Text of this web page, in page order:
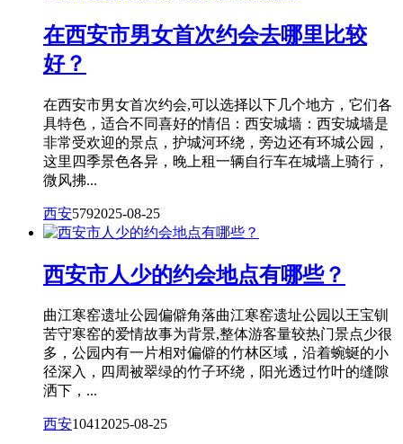
在西安市男女首次约会去哪里比较
好？
在西安市男女首次约会,可以选择以下几个地方，它们各
具特色，适合不同喜好的情侣：西安城墙：西安城墙是
非常受欢迎的景点，护城河环绕，旁边还有环城公园，
这里四季景色各异，晚上租一辆自行车在城墙上骑行，
微风拂...
西安5792025-08-25
西安市人少的约会地点有哪些？
曲江寒窑遗址公园偏僻角落曲江寒窑遗址公园以王宝钏
苦守寒窑的爱情故事为背景,整体游客量较热门景点少很
多，公园内有一片相对偏僻的竹林区域，沿着蜿蜒的小
径深入，四周被翠绿的竹子环绕，阳光透过竹叶的缝隙
洒下，...
西安10412025-08-25